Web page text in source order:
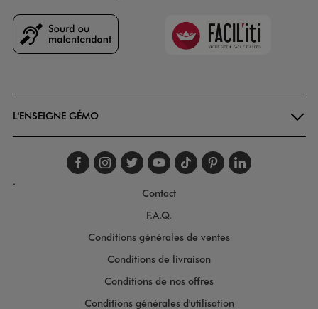
Faciliti
L'ENSEIGNE GÉMO
Suivez-nous sur
Suivez-nous sur
Suivez-nous sur
Suivez-nous
Suivez-nous
Suivez-
.
Contact
F.A.Q.
Conditions générales de ventes
Conditions de livraison
Conditions de nos offres
Conditions générales d'utilisation